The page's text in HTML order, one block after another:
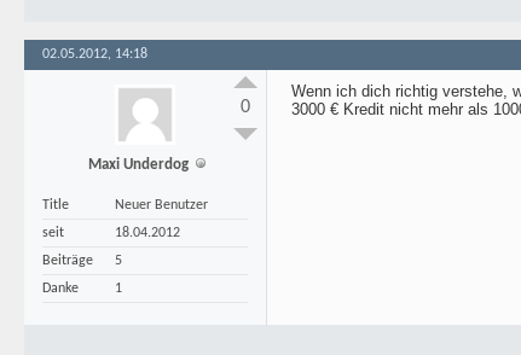
02.05.2012, 14:18
Maxi Underdog
Title
Neuer Benutzer
seit
18.04.2012
Beiträge
5
Danke
1
0
Wenn ich dich richtig verstehe,
3000 € Kredit nicht mehr als